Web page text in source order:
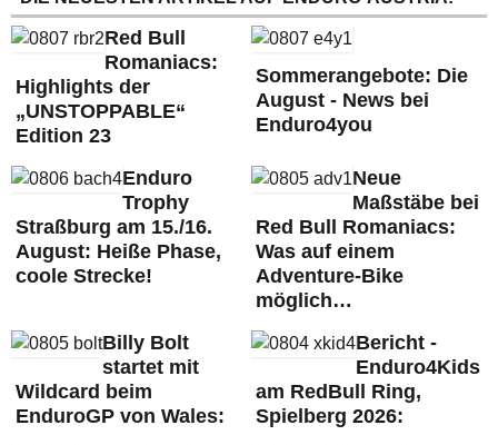
Red Bull
Romaniacs:
Highlights der
„UNSTOPPABLE“
Edition 23
Sommerangebote: Die
August - News bei
Enduro4you
Enduro
Trophy
Straßburg am 15./16.
August: Heiße Phase,
coole Strecke!
Neue
Maßstäbe bei
Red Bull Romaniacs:
Was auf einem
Adventure-Bike
möglich…
Billy Bolt
startet mit
Wildcard beim
EnduroGP von Wales:
Bericht -
Enduro4Kids
am RedBull Ring,
Spielberg 2026: